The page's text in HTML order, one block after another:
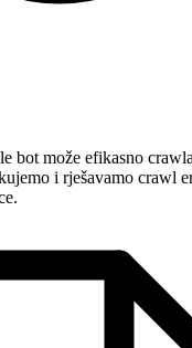
bot može efikasno
i rješavamo crawl